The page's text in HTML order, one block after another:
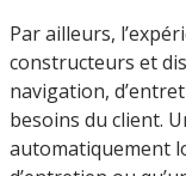
Par ailleurs,
constructeurs et
navigation,
besoins du client.
automatiquement